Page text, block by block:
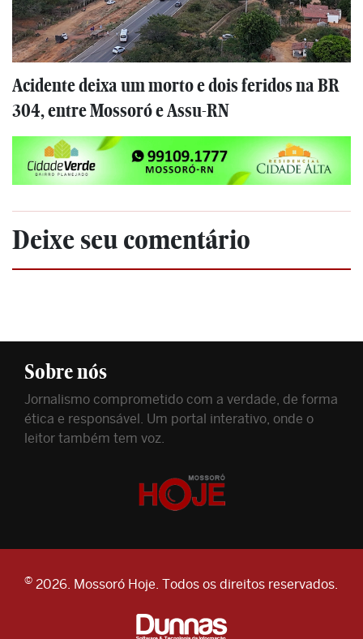
Acidente deixa um morto e dois feridos na BR
304, entre Mossoró e Assu-RN
Deixe seu comentário
Sobre nós
Jornalismo comprometido com a verdade, de forma
ética e responsável. Um portal interativo, onde o
leitor também tem voz.
© 2026. Mossoró Hoje. Todos os direitos reservados.